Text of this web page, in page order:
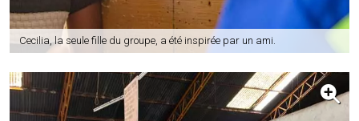
Cecilia, la seule fille du groupe, a été inspirée par un ami.